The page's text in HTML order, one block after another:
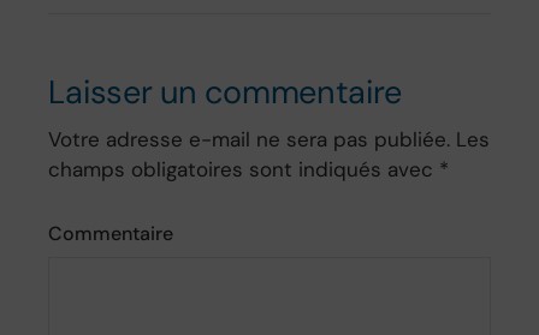
Laisser un commentaire
Votre adresse e-mail ne sera pas publiée. Les
champs obligatoires sont indiqués avec *
Commentaire